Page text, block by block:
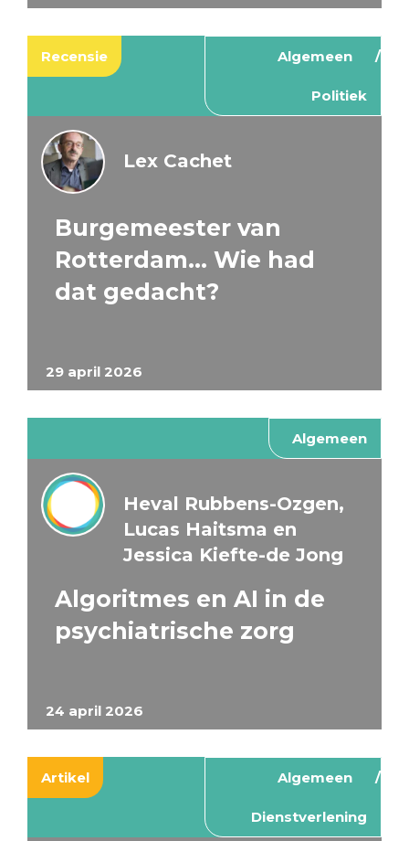
Recensie Algemeen
Politiek
29 april 2026
Lex Cachet
Burgemeester van
Rotterdam… Wie had
dat gedacht?
Algemeen
24 april 2026
Heval Rubbens-Ozgen,
Lucas Haitsma en
Jessica Kiefte-de Jong
Algoritmes en AI in de
psychiatrische zorg
Artikel Algemeen
Dienstverlening